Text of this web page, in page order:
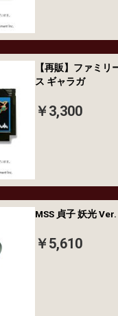
【再販】ファミリ
ス ギャラガ
￥3,300
MSS 貞子 妖光 Ver.
￥5,610